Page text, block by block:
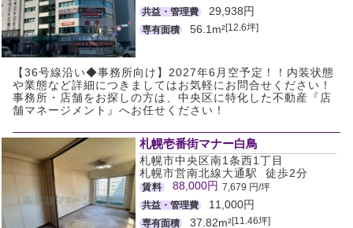
共益・管理費
29,938円
専有面積 56.1m²[12.6坪]
【36号線沿い◆事務所向け】2027年6月空予定！！内装状態
や業態など詳細につきましてはお気軽にお問合せください！
事務所・店舗をお探しの方は、中央区に特化した不動産『店
舗マネージメント』へお任せください！
札幌壱番街マナー白鳥
札幌市中央区南1条西1丁目
札幌市営南北線大通駅 徒歩2分
賃料 88,000円 7,679 円/坪
共益・管理費
11,000円
専有面積 37.82m²[11.46坪]